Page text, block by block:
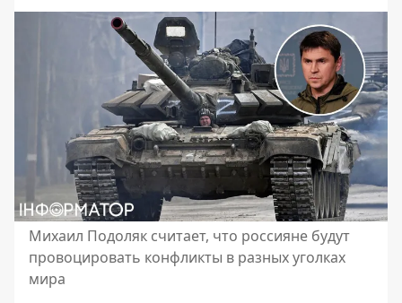
Михаил Подоляк считает, что россияне будут
провоцировать конфликты в разных уголках
мира